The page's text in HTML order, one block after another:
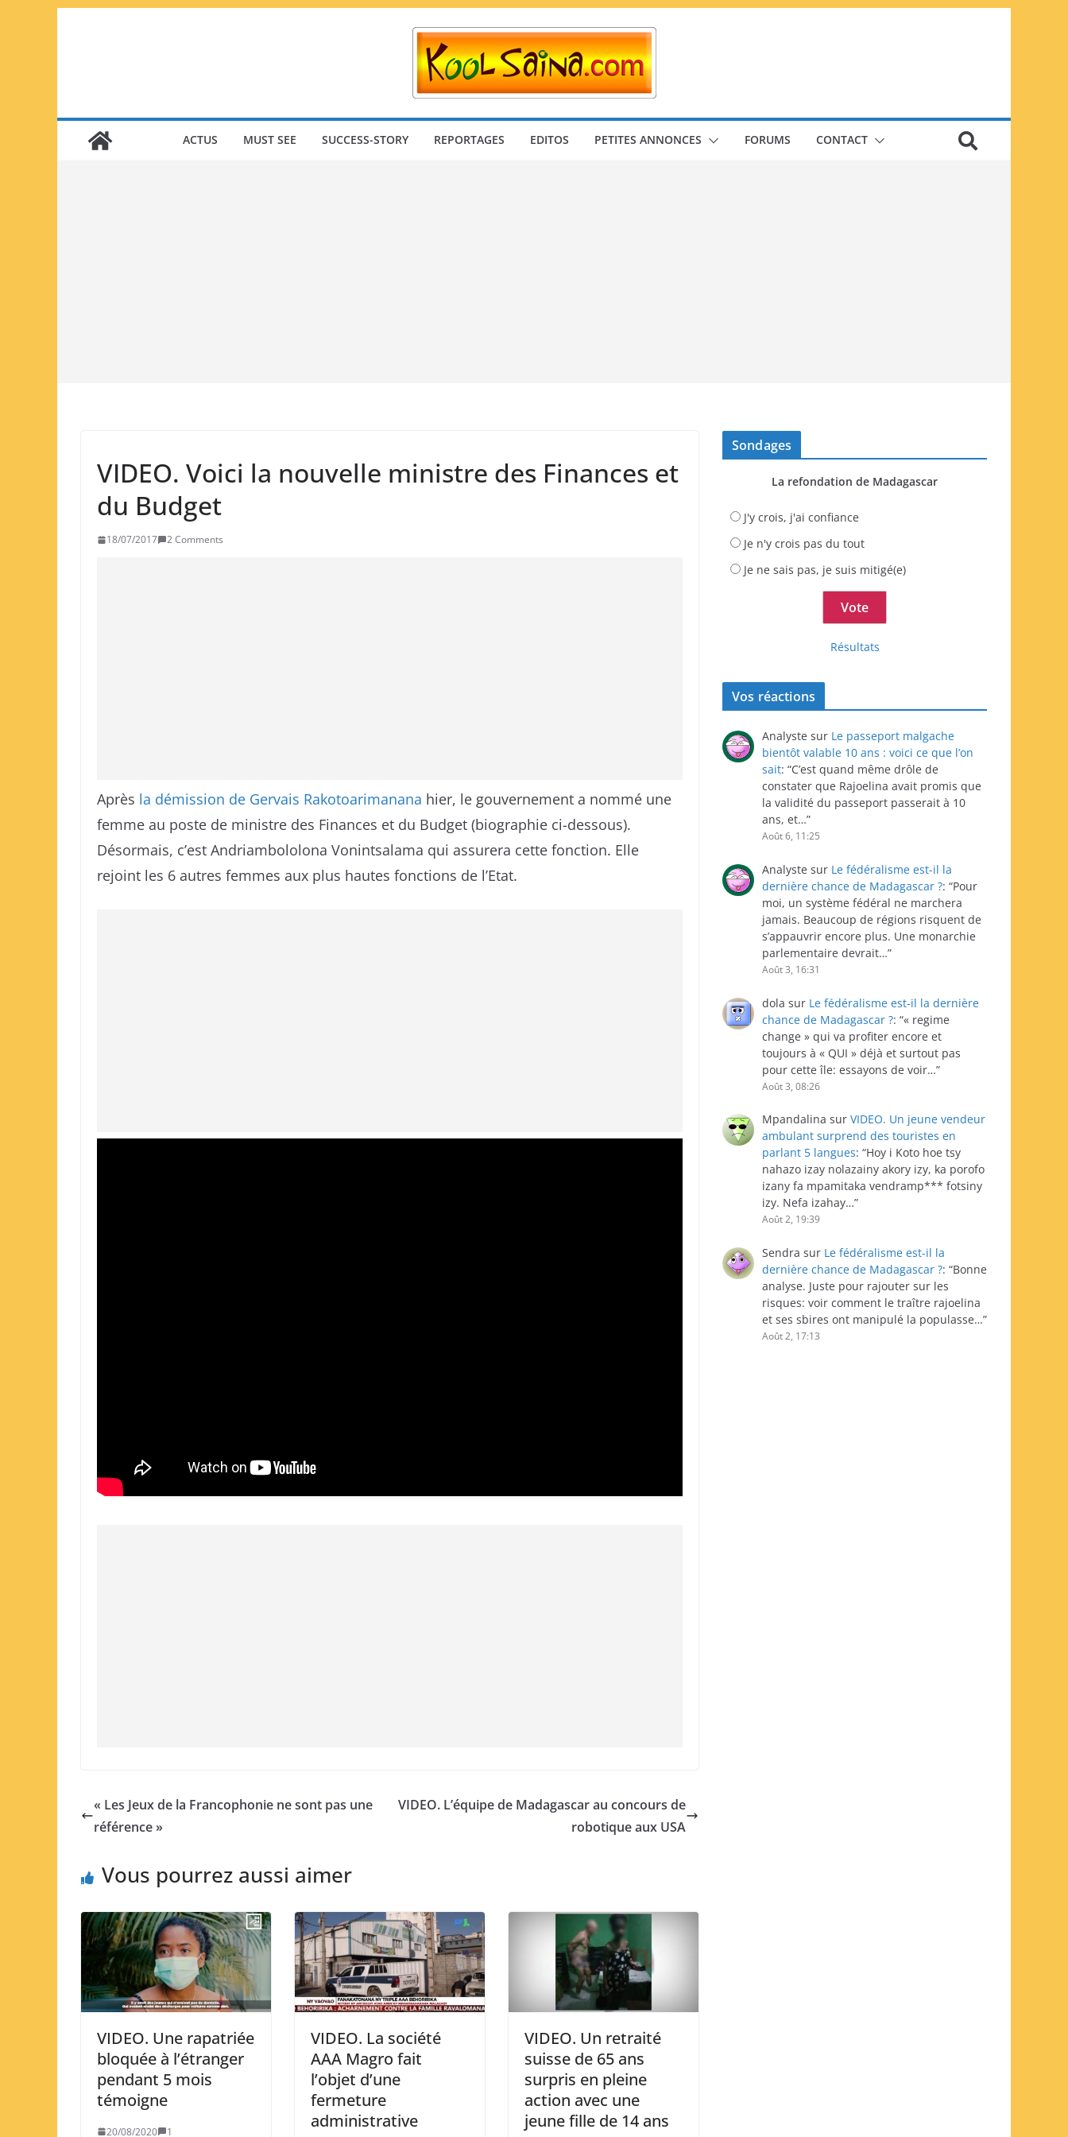
ACTUS MUST SEE SUCCESS-STORY REPORTAGES EDITOS PETITES ANNONCES FORUMS CONTACT
VIDEO. Voici la nouvelle ministre des Finances et
du Budget
18/07/2017 2 Comments
Après la démission de Gervais Rakotoarimanana hier, le gouvernement a nommé une
femme au poste de ministre des Finances et du Budget (biographie ci-dessous).
Désormais, c’est Andriambololona Vonintsalama qui assurera cette fonction. Elle
rejoint les 6 autres femmes aux plus hautes fonctions de l’Etat.
« Les Jeux de la Francophonie ne sont pas une
référence »
VIDEO. L’équipe de Madagascar au concours de
robotique aux USA
Vous pourrez aussi aimer
VIDEO. Une rapatriée
bloquée à l’étranger
pendant 5 mois
témoigne
20/08/2020 1
VIDEO. La société
AAA Magro fait
l’objet d’une
fermeture
administrative
VIDEO. Un retraité
suisse de 65 ans
surpris en pleine
action avec une
jeune fille de 14 ans
Sondages
La refondation de Madagascar
J'y crois, j'ai confiance
Je n'y crois pas du tout
Je ne sais pas, je suis mitigé(e)
Résultats
Vos réactions
Analyste sur Le passeport malgache
bientôt valable 10 ans : voici ce que l’on
sait: “C’est quand même drôle de
constater que Rajoelina avait promis que
la validité du passeport passerait à 10
ans, et…”
Août 6, 11:25
Analyste sur Le fédéralisme est-il la
dernière chance de Madagascar ?: “Pour
moi, un système fédéral ne marchera
jamais. Beaucoup de régions risquent de
s’appauvrir encore plus. Une monarchie
parlementaire devrait…”
Août 3, 16:31
dola sur Le fédéralisme est-il la dernière
chance de Madagascar ?: “« regime
change » qui va profiter encore et
toujours à « QUI » déjà et surtout pas
pour cette île: essayons de voir…”
Août 3, 08:26
Mpandalina sur VIDEO. Un jeune vendeur
ambulant surprend des touristes en
parlant 5 langues: “Hoy i Koto hoe tsy
nahazo izay nolazainy akory izy, ka porofo
izany fa mpamitaka vendramp*** fotsiny
izy. Nefa izahay…”
Août 2, 19:39
Sendra sur Le fédéralisme est-il la
dernière chance de Madagascar ?: “Bonne
analyse. Juste pour rajouter sur les
risques: voir comment le traître rajoelina
et ses sbires ont manipulé la populasse…”
Août 2, 17:13